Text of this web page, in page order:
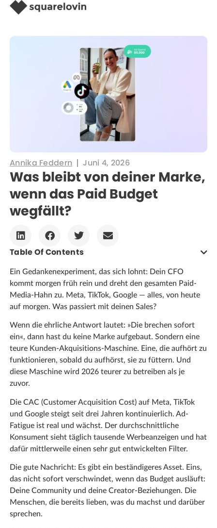
Annika Feddern Juni 4, 2026
Was bleibt von deiner Marke,
wenn das Paid Budget
wegfällt?
Table Of Contents
Ein Gedankenexperiment, das sich lohnt: Dein CFO
kommt morgen früh rein und dreht den gesamten Paid-
Media-Hahn zu. Meta, TikTok, Google — alles, von heute
auf morgen. Was passiert mit deinen Sales?
Wenn die ehrliche Antwort lautet: »Die brechen sofort
ein«, dann hast du keine Marke aufgebaut. Sondern eine
teure Kunden-Akquisitions-Maschine. Eine, die aufhört zu
funktionieren, sobald du aufhörst, sie zu füttern. Und
diese Maschine wird 2026 teurer zu betreiben als je
zuvor.
Die CAC (Customer Acquisition Cost) auf Meta, TikTok
und Google steigt seit drei Jahren kontinuierlich. Ad-
Fatigue ist real und wächst. Der durchschnittliche
Konsument sieht täglich tausende Werbeanzeigen und hat
dafür mittlerweile einen sehr gut entwickelten Filter.
Die gute Nachricht: Es gibt ein beständigeres Asset. Eins,
das nicht sofort verschwindet, wenn das Budget ausläuft:
Deine Community und deine Creator-Beziehungen. Die
Menschen, die bereits lieben, was du machst und darüber
sprechen.